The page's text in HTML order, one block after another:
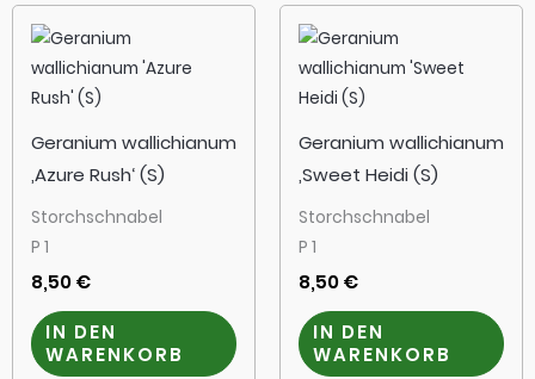
Geranium wallichianum
‚Azure Rush‘ (S)
Storchschnabel
P 1
8,50€
IN DEN
WARENKORB
Geranium wallichianum
‚Sweet Heidi (S)
Storchschnabel
P 1
8,50€
IN DEN
WARENKORB